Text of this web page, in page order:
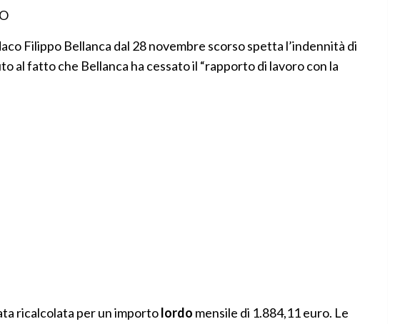
Filippo Bellanca dal 28 novembre scorso spetta l’indennità di
al fatto che Bellanca ha cessato il “rapporto di lavoro con la
ricalcolata per un importolordo mensile di 1.884,11 euro. Le